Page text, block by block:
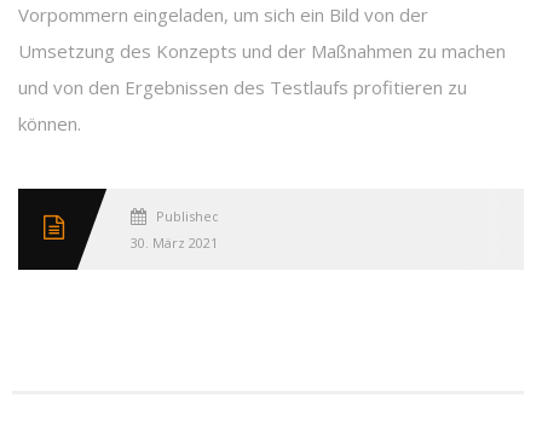
Vorpommern eingeladen, um sich ein Bild von der
Umsetzung des Konzepts und der Maßnahmen zu machen
und von den Ergebnissen des Testlaufs profitieren zu
können.
Published
30. März 2021